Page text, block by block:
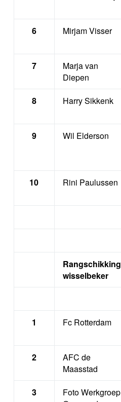
6 Mirjam Visser
7
Marja van
Diepen
8 Harry Sikkenk
9 Wil Elderson
10 Rini Paulussen
Rangschikking
wisselbeker
1 Fc Rotterdam
2
AFC de
Maasstad
3
Foto Werkgroep